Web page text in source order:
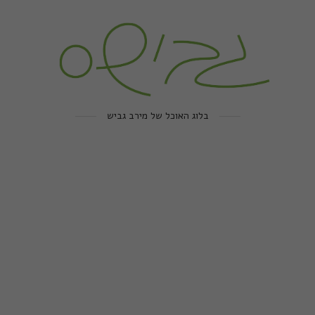
בלוג האוכל של מירב גביש